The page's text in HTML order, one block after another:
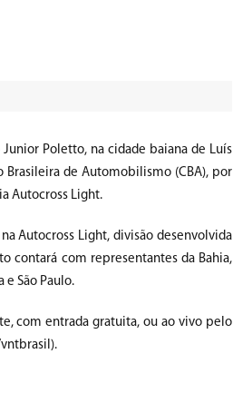
Poletto, na cidade baiana de Luís
Brasileira de Automobilismo (CBA), por
Autocross Light.
Autocross Light, divisão desenvolvida
contará com representantes da Bahia,
e São Paulo.
com entrada gratuita, ou ao vivo pelo